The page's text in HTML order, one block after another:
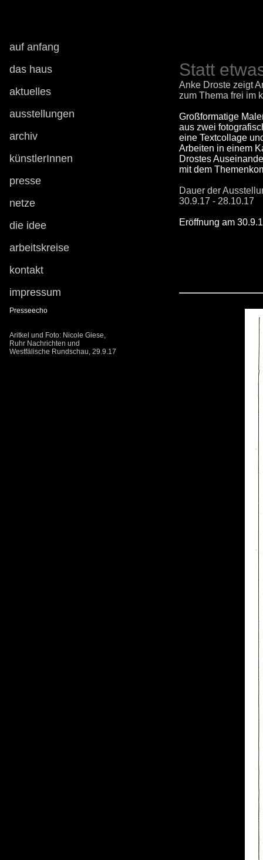
auf anfang
Statt
Anke Droste zeigt
zum Thema frei im
Großformatige
aus zwei
eine Textcollage
Arbeiten in einem
Drostes
mit dem
Dauer der
30.9.17 - 28.10.17
Eröffnung am
das haus
aktuelles
ausstellungen
archiv
künstlerInnen
presse
netze
die idee
arbeitskreise
kontakt
impressum
Presseecho
Aritkel und Foto: Nicole Giese,
Ruhr Nachrichten und
Westfälische Rundschau, 29.9.17